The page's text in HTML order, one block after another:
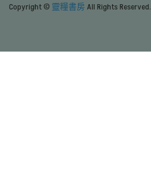
Copyright © 靈糧書房 All Rights Reserved.